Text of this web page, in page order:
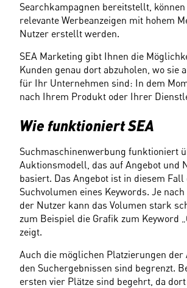
Searchkampagnen bereitstellt,
relevante Werbeanzeigen mit hohem
Nutzer erstellt werden.
SEA Marketing gibt Ihnen die
Kunden genau dort abzuholen, wo sie
für Ihr Unternehmen sind: In dem
nach Ihrem Produkt oder Ihrer
Wie funktioniert SEA
Suchmaschinenwerbung funktioniert
Auktionsmodell, das auf Angebot und
basiert. Das Angebot ist in diesem
Suchvolumen eines Keywords. Je
der Nutzer kann das Volumen stark
zum Beispiel die Grafik zum Keyword
zeigt.
Auch die möglichen Platzierungen der
den Suchergebnissen sind begrenzt.
ersten vier Plätze sind begehrt, da